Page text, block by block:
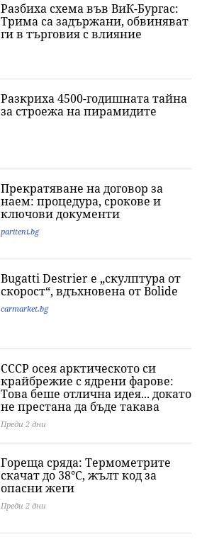
Разбиха схема във ВиК-Бургас:
Трима са задържани, обвиняват
ги в търговия с влияние
Разкриха 4500-годишната тайна
за строежа на пирамидите
Прекратяване на договор за
наем: процедура, срокове и
ключови документи
pariteni.bg
Bugatti Destrier е „скулптура от
скорост“, вдъхновена от Bolide
carmarket.bg
СССР осея арктическото си
крайбрежие с ядрени фарове:
Това беше отлична идея... докато
не престана да бъде такава
Преди 2 дни
Гореща сряда: Термометрите
скачат до 38°C, жълт код за
опасни жеги
Преди 2 дни